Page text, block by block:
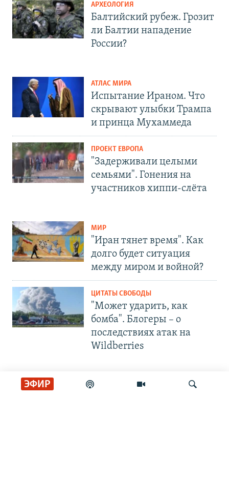
ЭФИР
АРХЕОЛОГИЯ
Балтийский рубеж. Грозит
ли Балтии нападение
России?
АТЛАС МИРА
Испытание Ираном. Что
скрывают улыбки Трампа
и принца Мухаммеда
ПРОЕКТ ЕВРОПА
"Задерживали целыми
семьями". Гонения на
участников хиппи-слёта
МИР
"Иран тянет время". Как
долго будет ситуация
между миром и войной?
ЦИТАТЫ СВОБОДЫ
"Может ударить, как
бомба". Блогеры – о
последствиях атак на
Wildberries
СОЦИАЛЬНЫЕ СЕТИ